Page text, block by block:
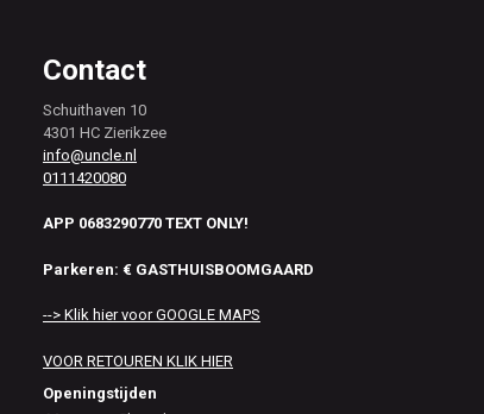
Contact
Schuithaven 10
4301 HC Zierikzee
info@uncle.nl
0111420080
APP 0683290770 TEXT ONLY!
Parkeren: € GASTHUISBOOMGAARD
--> Klik hier voor GOOGLE MAPS
VOOR RETOUREN KLIK HIER
Openingstijden